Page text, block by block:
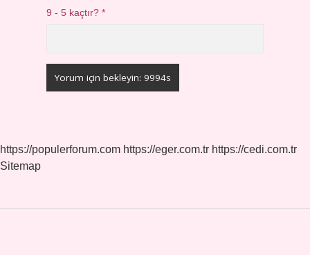
9 - 5 kaçtır?*
https://populerforum.com https://eger.com.tr https://cedi.com.tr
Sitemap